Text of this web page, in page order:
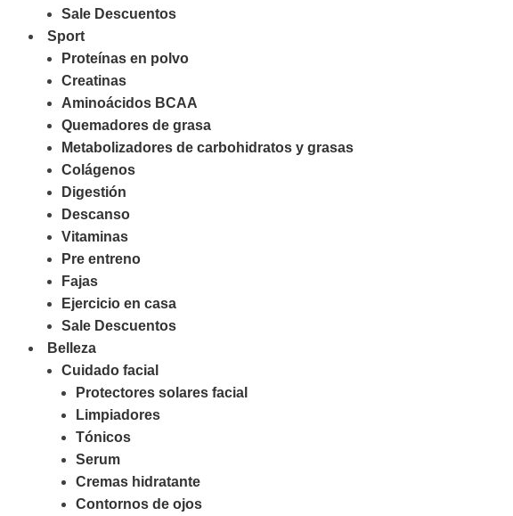
Sale Descuentos
Sport
Proteínas en polvo
Creatinas
Aminoácidos BCAA
Quemadores de grasa
Metabolizadores de carbohidratos y grasas
Colágenos
Digestión
Descanso
Vitaminas
Pre entreno
Fajas
Ejercicio en casa
Sale Descuentos
Belleza
Cuidado facial
Protectores solares facial
Limpiadores
Tónicos
Serum
Cremas hidratante
Contornos de ojos